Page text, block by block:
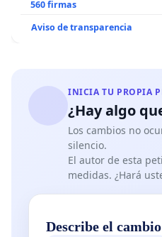
“Mazinger”
560 firmas
Aviso de transparencia
INICIA TU PROPIA
¿Hay algo
Los cambios no
silencio.
El autor de esta
medidas. ¿Hará
Describe el